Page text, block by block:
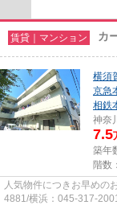
賃貸｜マンション カ
横須
京急
相鉄
神奈
7.5
築年
階数
人気物件につきお早めの
4881/横浜：045-317-